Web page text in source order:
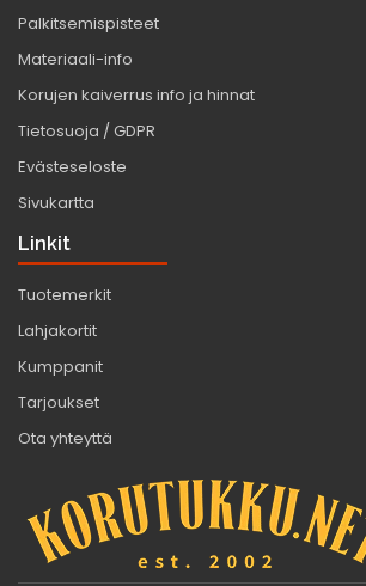
Palkitsemispisteet
Materiaali-info
Korujen kaiverrus info ja hinnat
Tietosuoja / GDPR
Evästeseloste
Sivukartta
Linkit
Tuotemerkit
Lahjakortit
Kumppanit
Tarjoukset
Ota yhteyttä